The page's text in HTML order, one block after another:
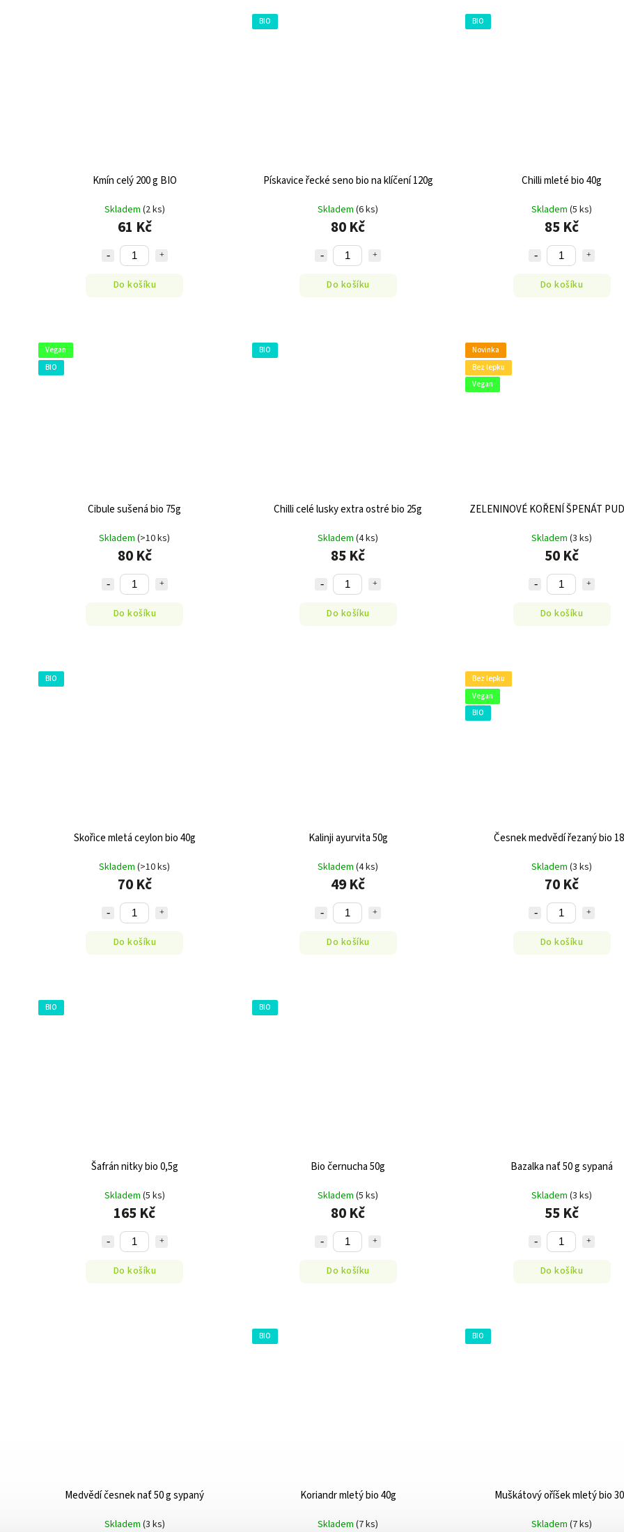
Kmín celý 200 g BIO
Skladem (2 ks)
61 Kč
Do košíku
BIO
Pískavice řecké seno bio na klíčení 120g
Skladem(6 ks)
80 Kč
Do košíku
BIO
Chilli mleté bio 40g
Skladem(5 ks)
85 Kč
Do košíku
Vegan
BIO
Cibule sušená bio 75g
Skladem(>10 ks)
80 Kč
Do košíku
BIO
Chilli celé lusky extra ostré bio 25g
Skladem(4 ks)
85 Kč
Do košíku
Novinka
Bez lepku
Vegan
ZELENINOVÉ KOŘENÍ ŠPENÁT
Skladem(3 ks)
50 Kč
Do košíku
BIO
Skořice mletá ceylon bio 40g
Skladem(>10 ks)
70 Kč
Do košíku
Kalinji ayurvita 50g
Skladem(4 ks)
49 Kč
Do košíku
Bez lepku
Vegan
BIO
Česnek medvědí řezaný bio
Skladem(3 ks)
70 Kč
Do košíku
BIO
Šafrán nitky bio 0,5g
Skladem (5 ks)
165 Kč
Do košíku
BIO
Bio černucha 50g
Skladem(5 ks)
80 Kč
Do košíku
Bazalka nať 50 g sypaná
Skladem(3 ks)
55 Kč
Do košíku
Medvědí česnek nať 50 g sypaný
Skladem (3 ks)
BIO
Koriandr mletý bio 40g
Skladem(7 ks)
BIO
Muškátový oříšek mletý bio
Skladem(7 ks)